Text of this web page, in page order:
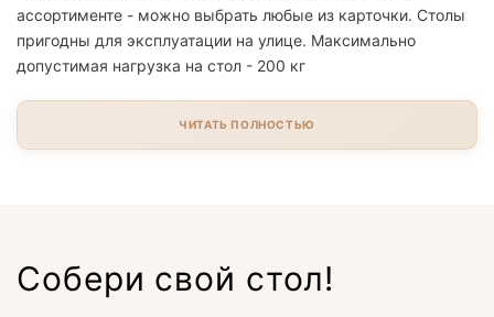
ассортименте - можно выбрать любые из карточки. Столы
пригодны для эксплуатации на улице. Максимально
допустимая нагрузка на стол - 200 кг
ЧИТАТЬ ПОЛНОСТЬЮ
Собери свой стол!